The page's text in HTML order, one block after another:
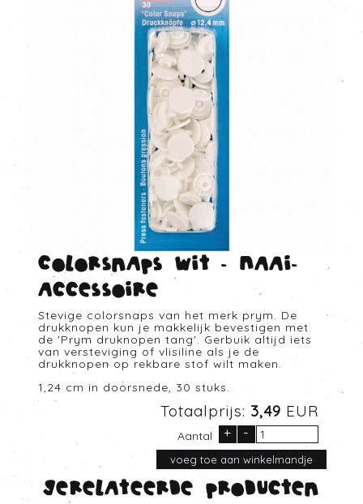
Colorsnaps wit - Naai-
accessoire
Stevige colorsnaps van het merk prym. De
drukknopen kun je makkelijk bevestigen met
de 'Prym druknopen tang'. Gerbuik altijd iets
van versteviging of vlisiline als je de
drukknopen op rekbare stof wilt maken.
1,24 cm in doorsnede, 30 stuks.
Totaalprijs: 3,49 EUR
Aantal + -
Gerelateerde producten